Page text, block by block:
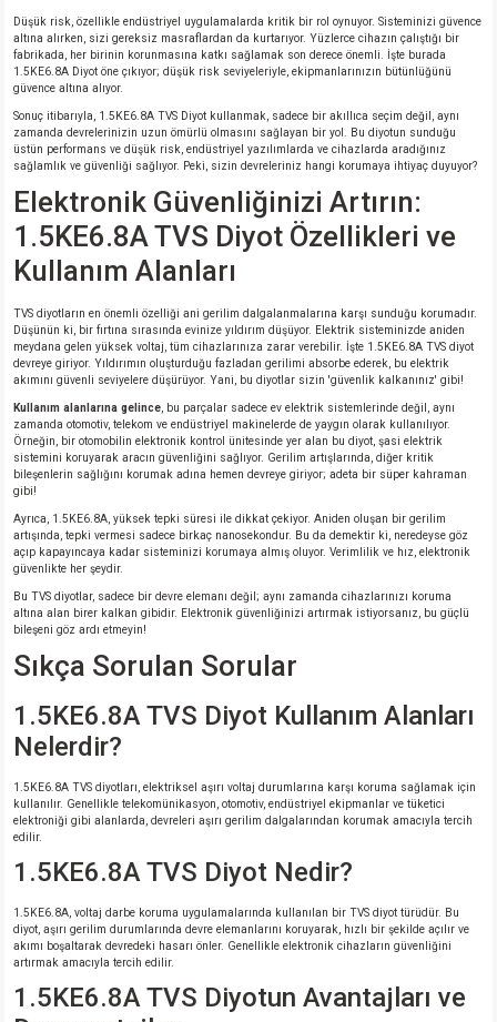
MARKA)
Düşük risk, özellikle endüstriyel uygulamalarda kritik bir rol oynuyor. Sisteminizi güvence
altına alırken, sizi gereksiz masraflardan da kurtarıyor. Yüzlerce cihazın çalıştığı bir
fabrikada, her birinin korunmasına katkı sağlamak son derece önemli. İşte burada
1.5KE6.8A Diyot öne çıkıyor; düşük risk seviyeleriyle, ekipmanlarınızın bütünlüğünü
güvence altına alıyor.
Sonuç itibarıyla, 1.5KE6.8A TVS Diyot kullanmak, sadece bir akıllıca seçim değil, aynı
zamanda devrelerinizin uzun ömürlü olmasını sağlayan bir yol. Bu diyotun sunduğu
üstün performans ve düşük risk, endüstriyel yazılımlarda ve cihazlarda aradığınız
sağlamlık ve güvenliği sağlıyor. Peki, sizin devreleriniz hangi korumaya ihtiyaç duyuyor?
Elektronik Güvenliğinizi Artırın:
1.5KE6.8A TVS Diyot Özellikleri ve
Kullanım Alanları
TVS diyotların en önemli özelliği ani gerilim dalgalanmalarına karşı sunduğu korumadır.
Düşünün ki, bir fırtına sırasında evinize yıldırım düşüyor. Elektrik sisteminizde aniden
meydana gelen yüksek voltaj, tüm cihazlarınıza zarar verebilir. İşte 1.5KE6.8A TVS diyot
devreye giriyor. Yıldırımın oluşturduğu fazladan gerilimi absorbe ederek, bu elektrik
akımını güvenli seviyelere düşürüyor. Yani, bu diyotlar sizin 'güvenlik kalkanınız' gibi!
Kullanım alanlarına gelince , bu parçalar sadece ev elektrik sistemlerinde değil, aynı
zamanda otomotiv, telekom ve endüstriyel makinelerde de yaygın olarak kullanılıyor.
Örneğin, bir otomobilin elektronik kontrol ünitesinde yer alan bu diyot, şasi elektrik
sistemini koruyarak aracın güvenliğini sağlıyor. Gerilim artışlarında, diğer kritik
bileşenlerin sağlığını korumak adına hemen devreye giriyor; adeta bir süper kahraman
gibi!
Ayrıca, 1.5KE6.8A, yüksek tepki süresi ile dikkat çekiyor. Aniden oluşan bir gerilim
artışında, tepki vermesi sadece birkaç nanosekondur. Bu da demektir ki, neredeyse göz
açıp kapayıncaya kadar sisteminizi korumaya almış oluyor. Verimlilik ve hız, elektronik
güvenlikte her şeydir.
Bu TVS diyotlar, sadece bir devre elemanı değil; aynı zamanda cihazlarınızı koruma
altına alan birer kalkan gibidir. Elektronik güvenliğinizi artırmak istiyorsanız, bu güçlü
bileşeni göz ardı etmeyin!
Sıkça Sorulan Sorular
1.5KE6.8A TVS Diyot Kullanım Alanları
Nelerdir?
1.5KE6.8A TVS diyotları, elektriksel aşırı voltaj durumlarına karşı koruma sağlamak için
kullanılır. Genellikle telekomünikasyon, otomotiv, endüstriyel ekipmanlar ve tüketici
elektroniği gibi alanlarda, devreleri aşırı gerilim dalgalarından korumak amacıyla tercih
edilir.
1.5KE6.8A TVS Diyot Nedir?
1.5KE6.8A, voltaj darbe koruma uygulamalarında kullanılan bir TVS diyot türüdür. Bu
diyot, aşırı gerilim durumlarında devre elemanlarını koruyarak, hızlı bir şekilde açılır ve
akımı boşaltarak devredeki hasarı önler. Genellikle elektronik cihazların güvenliğini
artırmak amacıyla tercih edilir.
1.5KE6.8A TVS Diyotun Avantajları ve